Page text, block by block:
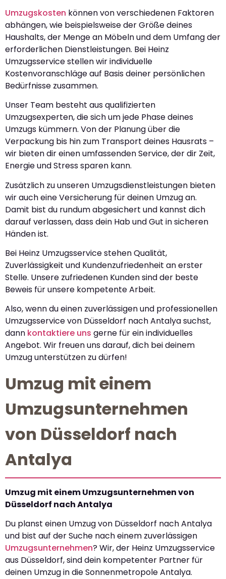
Umzugskosten können von verschiedenen Faktoren
abhängen, wie beispielsweise der Größe deines
Haushalts, der Menge an Möbeln und dem Umfang der
erforderlichen Dienstleistungen. Bei Heinz
Umzugsservice stellen wir individuelle
Kostenvoranschläge auf Basis deiner persönlichen
Bedürfnisse zusammen.
Unser Team besteht aus qualifizierten
Umzugsexperten, die sich um jede Phase deines
Umzugs kümmern. Von der Planung über die
Verpackung bis hin zum Transport deines Hausrats –
wir bieten dir einen umfassenden Service, der dir Zeit,
Energie und Stress sparen kann.
Zusätzlich zu unseren Umzugsdienstleistungen bieten
wir auch eine Versicherung für deinen Umzug an.
Damit bist du rundum abgesichert und kannst dich
darauf verlassen, dass dein Hab und Gut in sicheren
Händen ist.
Bei Heinz Umzugsservice stehen Qualität,
Zuverlässigkeit und Kundenzufriedenheit an erster
Stelle. Unsere zufriedenen Kunden sind der beste
Beweis für unsere kompetente Arbeit.
Also, wenn du einen zuverlässigen und professionellen
Umzugsservice von Düsseldorf nach Antalya suchst,
dann kontaktiere uns gerne für ein individuelles
Angebot. Wir freuen uns darauf, dich bei deinem
Umzug unterstützen zu dürfen!
Umzug mit einem
Umzugsunternehmen
von Düsseldorf nach
Antalya
Umzug mit einem Umzugsunternehmen von
Düsseldorf nach Antalya
Du planst einen Umzug von Düsseldorf nach Antalya
und bist auf der Suche nach einem zuverlässigen
Umzugsunternehmen? Wir, der Heinz Umzugsservice
aus Düsseldorf, sind dein kompetenter Partner für
deinen Umzug in die Sonnenmetropole Antalya.